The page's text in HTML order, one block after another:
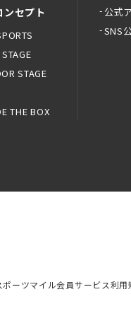
ンセプト
STAGE
THE BOX
公式
SNS
ポーツマイル会員サービス利用